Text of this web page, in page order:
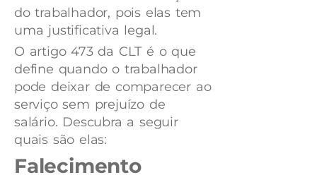
do trabalhador, pois elas tem
uma justificativa legal.
O artigo 473 da CLT é o que
define quando o trabalhador
pode deixar de comparecer ao
serviço sem prejuízo de
salário. Descubra a seguir
quais são elas:
Falecimento